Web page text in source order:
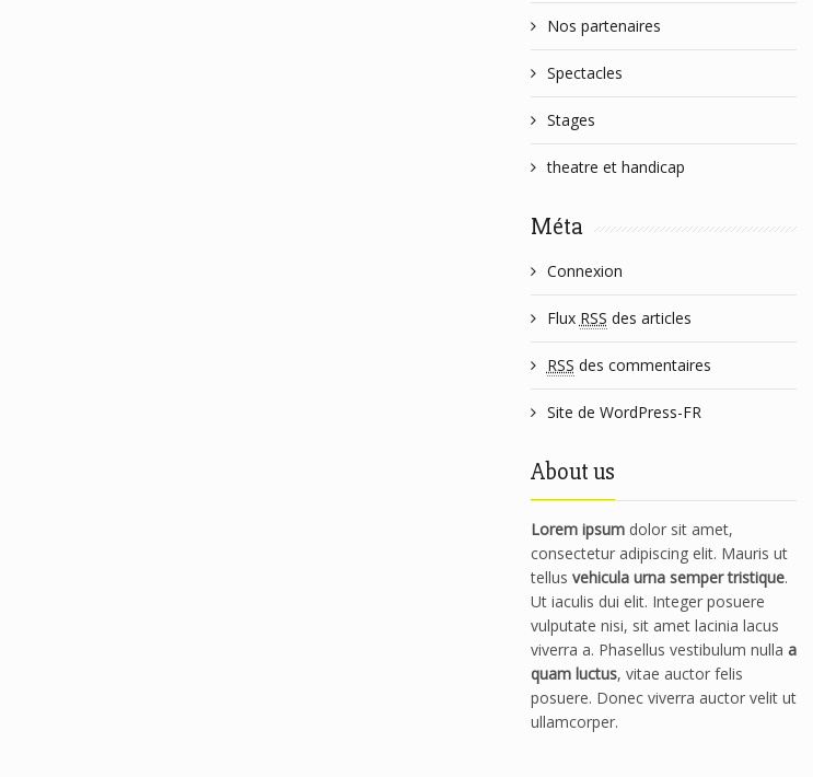
Nos partenaires
Spectacles
Stages
theatre et handicap
Méta
Connexion
Flux RSS des articles
RSS des commentaires
Site de WordPress-FR
About us
Lorem ipsumdolor sit amet,
consectetur adipiscing elit. Mauris ut
tellus vehicula urna semper tristique.
Ut iaculis dui elit. Integer posuere
vulputate nisi, sit amet lacinia lacus
viverra a. Phasellus vestibulum nulla a
quam luctus, vitae auctor felis
posuere. Donec viverra auctor velit ut
ullamcorper.